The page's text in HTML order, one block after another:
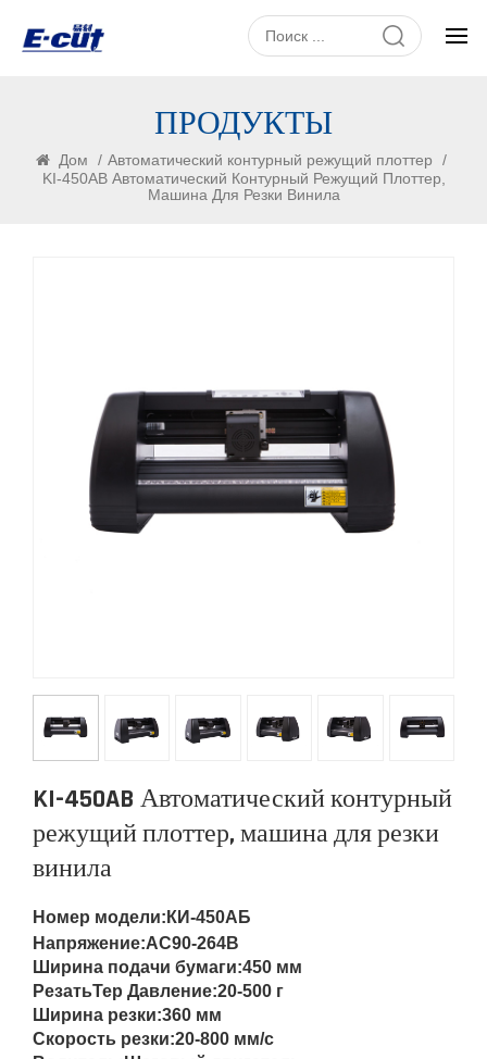
ПРОДУКТЫ
Дом / Автоматический контурный режущий плоттер
/
KI-450AB Автоматический Контурный Режущий Плоттер,
Машина Для Резки Винила
KI-450AB Автоматический контурный
режущий плоттер, машина для резки
винила
Номер модели: КИ-450АБ
Напряжение:AC90-264В
Ширина подачи бумаги:450 мм
РезатьТер Давление:20-500 г
Ширина резки:360 мм
Скорость резки:20-800 мм/с